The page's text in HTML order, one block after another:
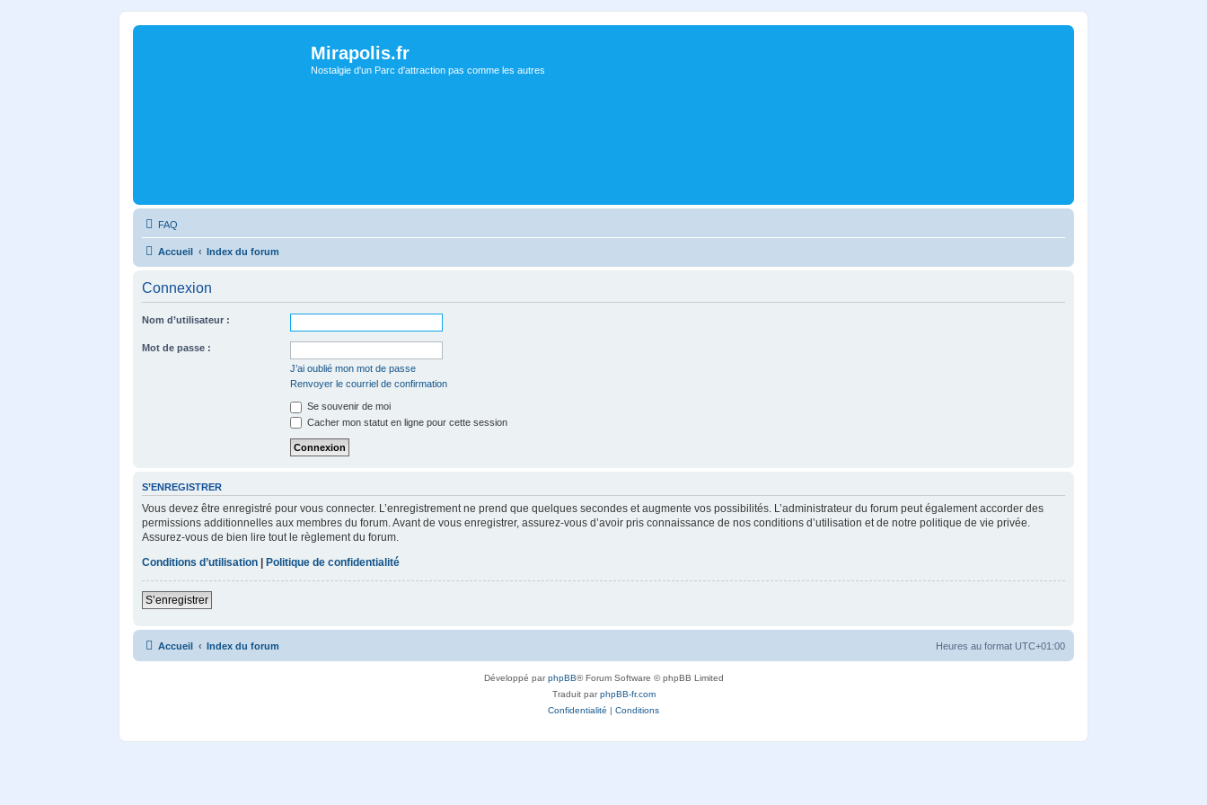
Mirapolis.fr
Nostalgie d'un Parc d'attraction pas comme les autres
FAQ
Accueil Index du forum
Connexion
Nom d’utilisateur :
Mot de passe :
J’ai oublié mon mot de passe
Renvoyer le courriel de confirmation
Se souvenir de moi
Cacher mon statut en ligne pour cette session
S’ENREGISTRER
Vous devez être enregistré pour vous connecter. L’enregistrement ne prend que quelques secondes et augmente vos possibilités. L’administrateur du forum peut également accorder des
permissions additionnelles aux membres du forum. Avant de vous enregistrer, assurez-vous d’avoir pris connaissance de nos conditions d’utilisation et de notre politique de vie privée.
Assurez-vous de bien lire tout le règlement du forum.
Conditions d’utilisation | Politique de confidentialité
S’enregistrer
Accueil Index du forum Heures au format UTC+01:00
Développé parphpBB® Forum Software © phpBB Limited
Traduit parphpBB-fr.com
Confidentialité | Conditions